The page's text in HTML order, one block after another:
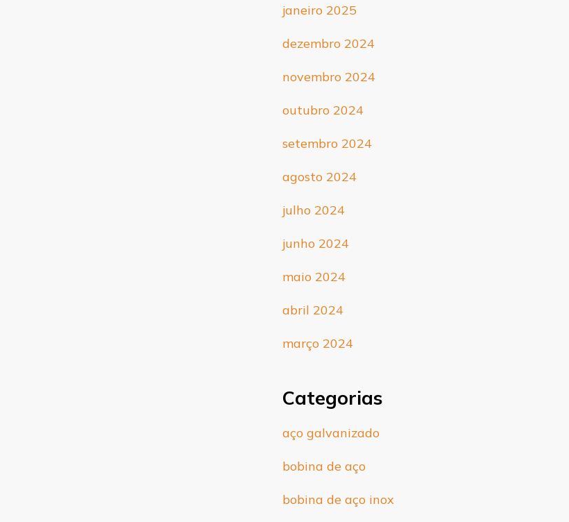
janeiro 2025
dezembro 2024
novembro 2024
outubro 2024
setembro 2024
agosto 2024
julho 2024
junho 2024
maio 2024
abril 2024
março 2024
Categorias
aço galvanizado
bobina de aço
bobina de aço inox